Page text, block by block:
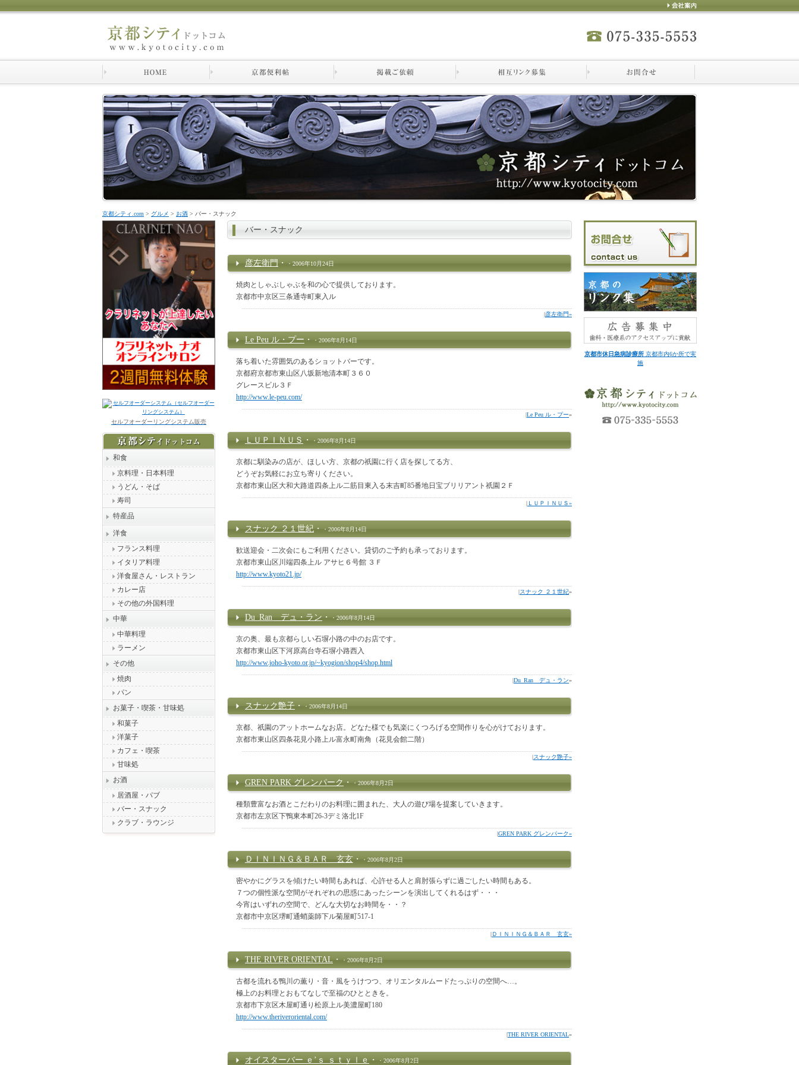
京都シティ.com > グルメ > お酒 > バー・スナック
バー・スナック
彦左衛門 ・ ・2006年10月24日
焼肉としゃぶしゃぶを和の心で提供しております。
京都市中京区三条通寺町東入ル
|彦左衛門»
Le Peu ル・プー ・ ・2006年8月14日
落ち着いた雰囲気のあるショットバーです。
京都府京都市東山区八坂新地清本町３６０
グレースビル３Ｆ
http://www.le-peu.com/
|Le Peu ル・プー»
ＬＵＰＩＮＵＳ ・ ・2006年8月14日
京都に馴染みの店が、ほしい方、京都の祇園に行く店を探してる方、
どうぞお気軽にお立ち寄りください。
京都市東山区大和大路道四条上ル二筋目東入る末吉町85番地日宝ブリリアント祇園２Ｆ
| ＬＵＰＩＮＵＳ»
スナック ２１世紀 ・ ・2006年8月14日
歓送迎会・二次会にもご利用ください。貸切のご予約も承っております。
京都市東山区川端四条上ル アサヒ６号館 ３Ｆ
http://www.kyoto21.jp/
|スナック ２１世紀»
Du_Ran デュ・ラン ・ ・2006年8月14日
京の奥、最も京都らしい石塀小路の中のお店です。
京都市東山区下河原高台寺石塀小路西入
http://www.joho-kyoto.or.jp/~kyogion/shop4/shop.html
|Du_Ran デュ・ラン»
スナック艶子 ・ ・2006年8月14日
京都、祇園のアットホームなお店。どなた様でも気楽にくつろげる空間作りを心がけております。
京都市東山区四条花見小路上ル富永町南角（花見会館二階）
|スナック艶子»
GREN PARK グレンパーク ・ ・2006年8月2日
種類豊富なお酒とこだわりのお料理に囲まれた、大人の遊び場を提案していきます。
京都市左京区下鴨東本町26-3デミ洛北1F
|GREN PARK グレンパーク»
ＤＩＮＩＮＧ＆ＢＡＲ 玄玄 ・ ・2006年8月2日
密やかにグラスを傾けたい時間もあれば、心許せる人と肩肘張らずに過ごしたい時間もある。
７つの個性派な空間がそれぞれの思惑にあったシーンを演出してくれるはず・・・
今宵はいずれの空間で、どんな大切なお時間を・・？
京都市中京区堺町通蛸薬師下ル菊屋町517-1
|ＤＩＮＩＮＧ＆ＢＡＲ 玄玄»
THE RIVER ORIENTAL ・ ・2006年8月2日
古都を流れる鴨川の薫り・音・風をうけつつ、オリエンタルムードたっぷりの空間へ…。
極上のお料理とおもてなしで至福のひとときを。
京都市下京区木屋町通り松原上ル美濃屋町180
http://www.theriveroriental.com/
|THE RIVER ORIENTAL»
オイスターバー ｅ’ｓ ｓｔｙｌｅ ・ ・2006年8月2日
セルフオーダーリングシステム販売
和食
京料理・日本料理
うどん・そば
寿司
特産品
洋食
フランス料理
イタリア料理
洋食屋さん・レストラン
カレー店
その他の外国料理
中華
中華料理
ラーメン
その他
焼肉
パン
お菓子・喫茶・甘味処
和菓子
洋菓子
カフェ・喫茶
甘味処
お酒
居酒屋・パブ
バー・スナック
クラブ・ラウンジ
京都市休日急病診療所 京都市内6か所で実
施